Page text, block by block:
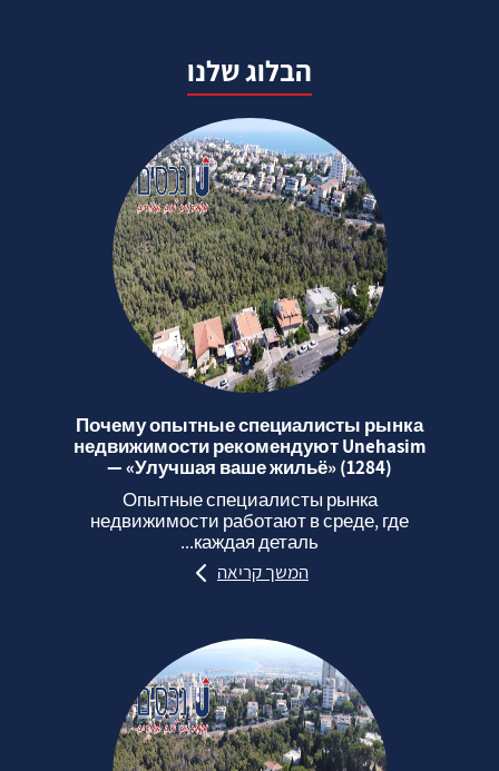
הבלוג שלנו
Почему опытные специалисты рынка
недвижимости рекомендуют Unehasim
— «Улучшая ваше жильё» (1284)
Опытные специалисты рынка
недвижимости работают в среде, где
каждая деталь...
המשך קריאה